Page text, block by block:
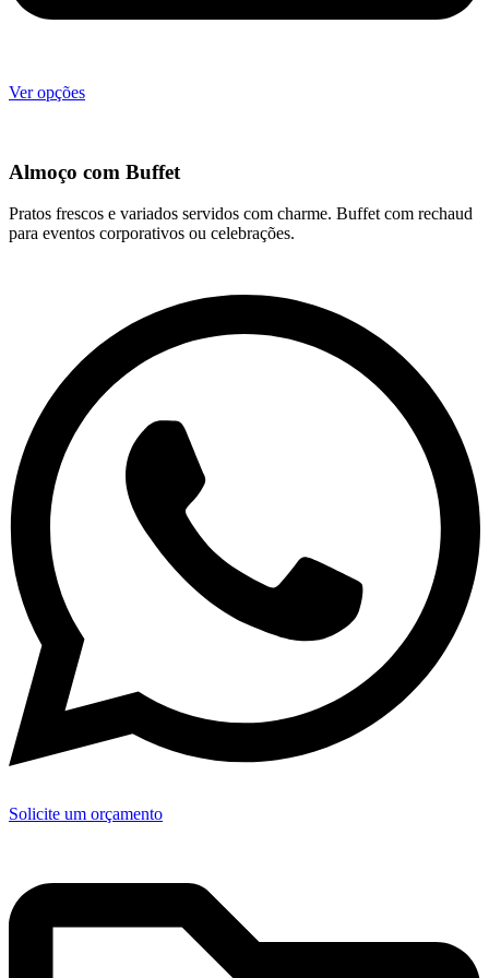
Ver opções
Almoço com Buffet
Pratos frescos e variados servidos com charme. Buffet com rechaud
para eventos corporativos ou celebrações.
Solicite um orçamento